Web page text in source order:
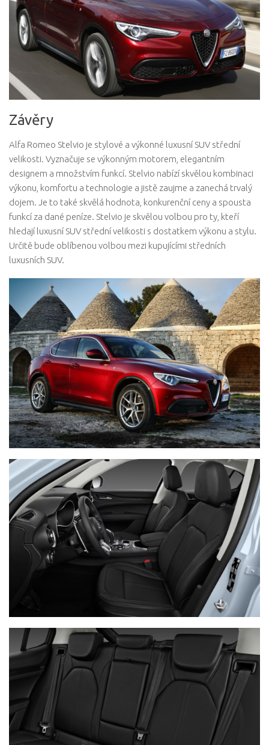
Závěry
Alfa Romeo Stelvio je stylové a výkonné luxusní SUV střední
velikosti. Vyznačuje se výkonným motorem, elegantním
designem a množstvím funkcí. Stelvio nabízí skvělou kombinaci
výkonu, komfortu a technologie a jistě zaujme a zanechá trvalý
dojem. Je to také skvělá hodnota, konkurenční ceny a spousta
funkcí za dané peníze. Stelvio je skvělou volbou pro ty, kteří
hledají luxusní SUV střední velikosti s dostatkem výkonu a stylu.
Určitě bude oblíbenou volbou mezi kupujícími středních
luxusních SUV.